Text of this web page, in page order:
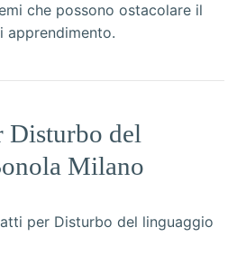
che possono ostacolare il
apprendimento.
del
Milano
per Disturbo del linguaggio